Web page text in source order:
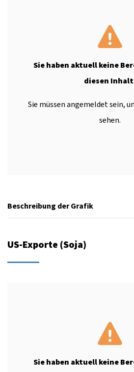
Sie haben aktuell keine
diesen
Sie müssen angemeldet sein,
sehen.
Beschreibung der Grafik
US-Exporte (Soja)
Sie haben aktuell keine